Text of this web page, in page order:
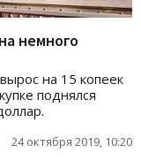
немного
на 15 копеек
поднялся
24 октября 2019, 10:20